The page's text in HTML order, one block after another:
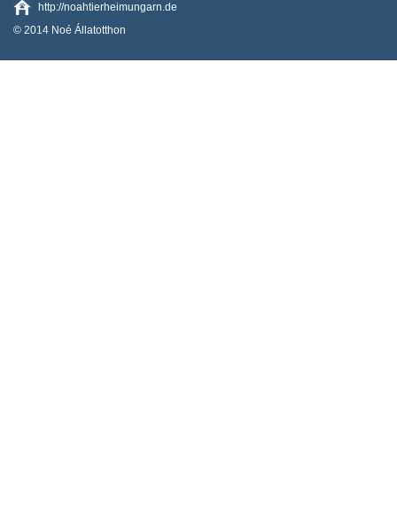
http://noahtierheimungarn.de
© 2014 Noé Állatotthon